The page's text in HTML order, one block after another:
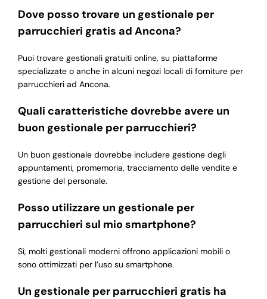
Dove posso trovare un gestionale per
parrucchieri gratis ad Ancona?
Puoi trovare gestionali gratuiti online, su piattaforme
specializzate o anche in alcuni negozi locali di forniture per
parrucchieri ad Ancona.
Quali caratteristiche dovrebbe avere un
buon gestionale per parrucchieri?
Un buon gestionale dovrebbe includere gestione degli
appuntamenti, promemoria, tracciamento delle vendite e
gestione del personale.
Posso utilizzare un gestionale per
parrucchieri sul mio smartphone?
Sì, molti gestionali moderni offrono applicazioni mobili o
sono ottimizzati per l’uso su smartphone.
Un gestionale per parrucchieri gratis ha